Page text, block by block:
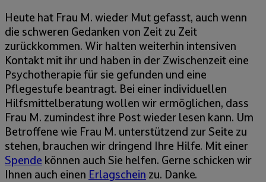
Heute hat Frau M. wieder Mut gefasst, auch wenn
die schweren Gedanken von Zeit zu Zeit
zurückkommen. Wir halten weiterhin intensiven
Kontakt mit ihr und haben in der Zwischenzeit eine
Psychotherapie für sie gefunden und eine
Pflegestufe beantragt. Bei einer individuellen
Hilfsmittelberatung wollen wir ermöglichen, dass
Frau M. zumindest ihre Post wieder lesen kann. Um
Betroffene wie Frau M. unterstützend zur Seite zu
stehen, brauchen wir dringend Ihre Hilfe. Mit einer
Spende können auch Sie helfen. Gerne schicken wir
Ihnen auch einen Erlagschein zu. Danke.